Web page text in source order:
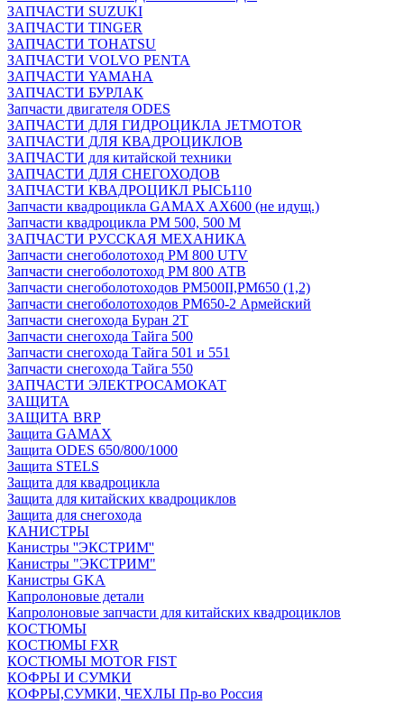
ЗАПЧАСТИ SUZUKI
ЗАПЧАСТИ TINGER
ЗАПЧАСТИ TOHATSU
ЗАПЧАСТИ VOLVO PENTA
ЗАПЧАСТИ YAMAHA
ЗАПЧАСТИ БУРЛАК
Запчасти двигателя ODES
ЗАПЧАСТИ ДЛЯ ГИДРОЦИКЛА JETMOTOR
ЗАПЧАСТИ ДЛЯ КВАДРОЦИКЛОВ
ЗАПЧАСТИ для китайской техники
ЗАПЧАСТИ ДЛЯ СНЕГОХОДОВ
ЗАПЧАСТИ КВАДРОЦИКЛ РЫСЬ110
Запчасти квадроцикла GAMAX AX600 (не идущ.)
Запчасти квадроцикла РМ 500, 500 М
ЗАПЧАСТИ РУССКАЯ МЕХАНИКА
Запчасти снегоболотоход РМ 800 UTV
Запчасти снегоболотоход РМ 800 АТВ
Запчасти снегоболотоходов РМ500II,РМ650 (1,2)
Запчасти снегоболотоходов РМ650-2 Армейский
Запчасти снегохода Буран 2Т
Запчасти снегохода Тайга 500
Запчасти снегохода Тайга 501 и 551
Запчасти снегохода Тайга 550
ЗАПЧАСТИ ЭЛЕКТРОСАМОКАТ
ЗАЩИТА
ЗАЩИТА BRP
Защита GAMAX
Защита ODES 650/800/1000
Защита STELS
Защита для квадроцикла
Защита для китайских квадроциклов
Защита для снегохода
КАНИСТРЫ
Канистры ''ЭКСТРИМ''
Канистры "ЭКСТРИМ"
Канистры GKA
Капролоновые детали
Капролоновые запчасти для китайских квадроциклов
КОСТЮМЫ
КОСТЮМЫ FXR
КОСТЮМЫ MOTOR FIST
КОФРЫ И СУМКИ
КОФРЫ,СУМКИ, ЧЕХЛЫ Пр-во Россия